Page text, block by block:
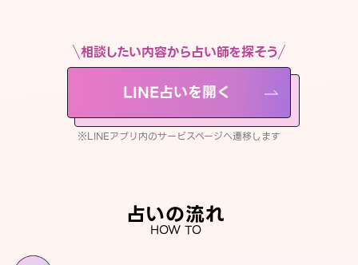
相談したい内容から占い師を探そう
LINE占いを開く
※LINEアプリ内のサービスページへ遷移します
占いの流れ
HOW TO